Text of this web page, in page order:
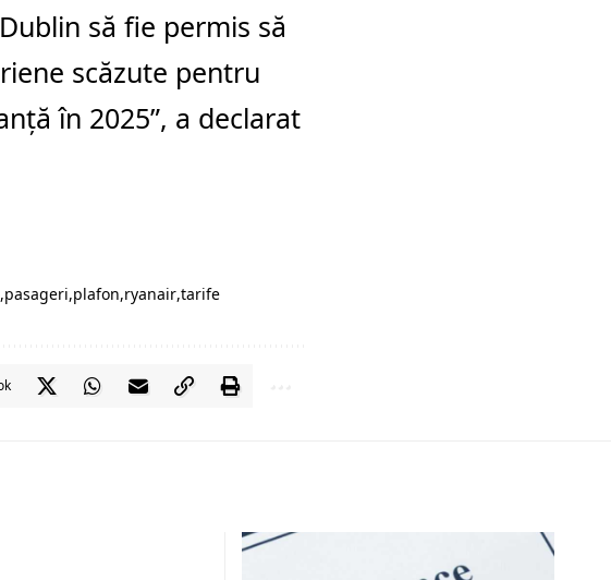
să fie permis să
scăzute pentru
în 2025”, a declarat
pasageri plafon ryanair tarife